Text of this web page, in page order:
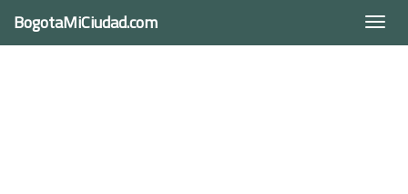
BogotaMiCiudad.com